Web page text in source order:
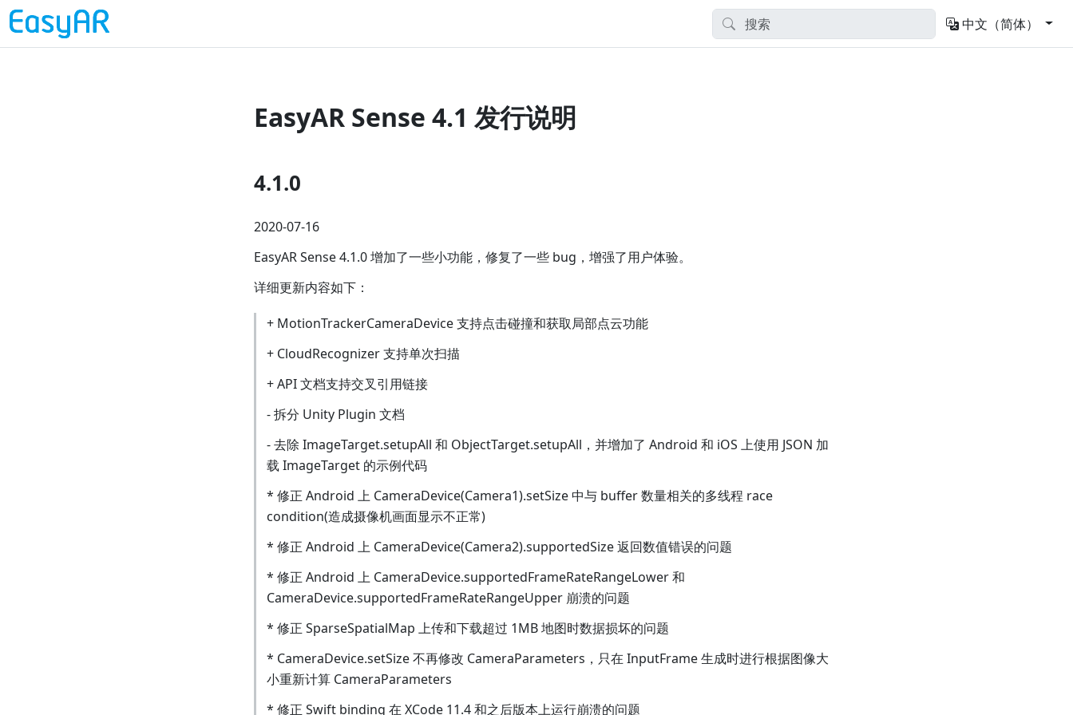
中文（简体）
EasyAR Sense 4.1 发行说明
4.1.0
2020-07-16
EasyAR Sense 4.1.0 增加了一些小功能，修复了一些 bug，增强了用户体验。
详细更新内容如下：
+ MotionTrackerCameraDevice 支持点击碰撞和获取局部点云功能
+ CloudRecognizer 支持单次扫描
+ API 文档支持交叉引用链接
- 拆分 Unity Plugin 文档
- 去除 ImageTarget.setupAll 和 ObjectTarget.setupAll，并增加了 Android 和 iOS 上使用 JSON 加
载 ImageTarget 的示例代码
* 修正 Android 上 CameraDevice(Camera1).setSize 中与 buffer 数量相关的多线程 race
condition(造成摄像机画面显示不正常)
* 修正 Android 上 CameraDevice(Camera2).supportedSize 返回数值错误的问题
* 修正 Android 上 CameraDevice.supportedFrameRateRangeLower 和
CameraDevice.supportedFrameRateRangeUpper 崩溃的问题
* 修正 SparseSpatialMap 上传和下载超过 1MB 地图时数据损坏的问题
* CameraDevice.setSize 不再修改 CameraParameters，只在 InputFrame 生成时进行根据图像大
小重新计算 CameraParameters
* 修正 Swift binding 在 XCode 11.4 和之后版本上运行崩溃的问题